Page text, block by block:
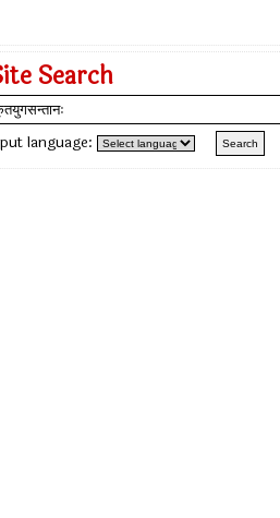
Search
language: